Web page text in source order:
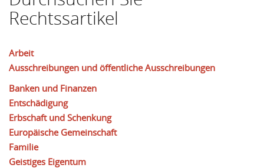
Rechtssartikel
Arbeit
Ausschreibungen und öffentliche Ausschreibungen
Banken und Finanzen
Entschädigung
Erbschaft und Schenkung
Europäische Gemeinschaft
Familie
Geistiges Eigentum